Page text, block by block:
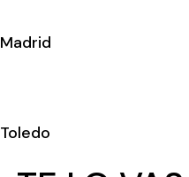
Madrid
Toledo